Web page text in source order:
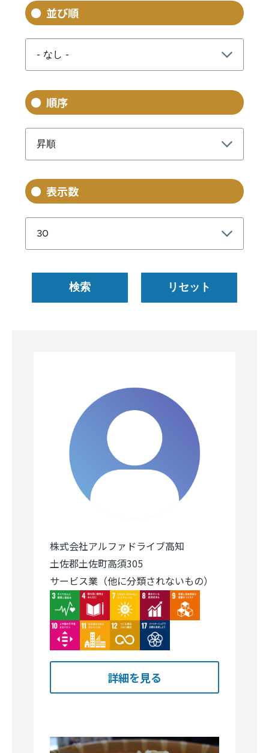
並び順
順序
表示数
株式会社アルファドライブ高知
土佐郡土佐町高須305
サービス業（他に分類されないもの）
Image
Image Image Image Image
Image Image Image Image
詳細を見る